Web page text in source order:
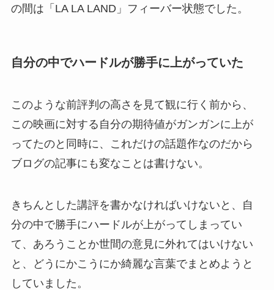
の間は「LA LA LAND」フィーバー状態でした。
自分の中でハードルが勝手に上がっていた
このような前評判の高さを見て観に行く前から、
この映画に対する自分の期待値がガンガンに上が
ってたのと同時に、これだけの話題作なのだから
ブログの記事にも変なことは書けない。
きちんとした講評を書かなければいけないと、自
分の中で勝手にハードルが上がってしまってい
て、あろうことか世間の意見に外れてはいけない
と、どうにかこうにか綺麗な言葉でまとめようと
していました。